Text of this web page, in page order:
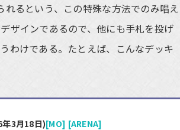
るという、この特殊な方法でのみ唱え
ザインであるので、他にも手札を投げ
わけである。たとえば、こんなデッキ
3月18日)[MO] [ARENA]